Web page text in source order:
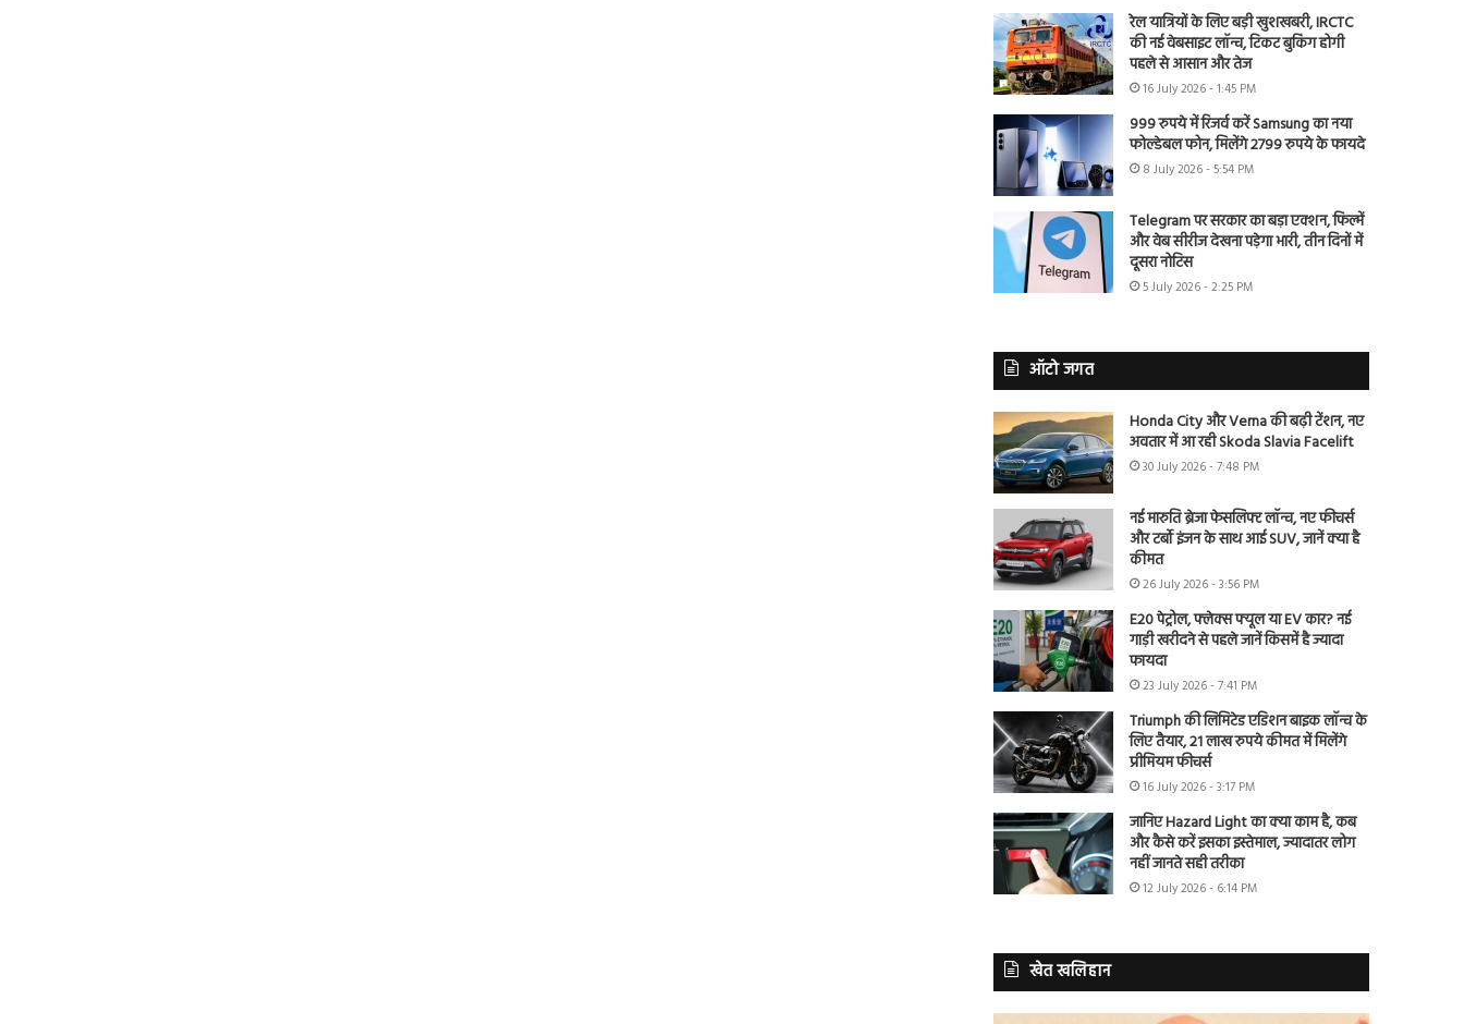
रेल यात्रियों के लिए बड़ी खुशखबरी, IRCTC
की नई वेबसाइट लॉन्च, टिकट बुकिंग होगी
पहले से आसान और तेज
16 July 2026 - 1:45 PM
999 रुपये में रिजर्व करें Samsung का नया
फोल्डेबल फोन, मिलेंगे 2799 रुपये के फायदे
8 July 2026 - 5:54 PM
Telegram पर सरकार का बड़ा एक्शन, फिल्में
और वेब सीरीज देखना पड़ेगा भारी, तीन दिनों में
दूसरा नोटिस
5 July 2026 - 2:25 PM
ऑटो जगत
Honda City और Verna की बढ़ी टेंशन, नए
अवतार में आ रही Skoda Slavia Facelift
30 July 2026 - 7:48 PM
नई मारुति ब्रेजा फेसलिफ्ट लॉन्च, नए फीचर्स
और टर्बो इंजन के साथ आई SUV, जानें क्या है
कीमत
26 July 2026 - 3:56 PM
E20 पेट्रोल, फ्लेक्स फ्यूल या EV कार? नई
गाड़ी खरीदने से पहले जानें किसमें है ज्यादा
फायदा
23 July 2026 - 7:41 PM
Triumph की लिमिटेड एडिशन बाइक लॉन्च के
लिए तैयार, 21 लाख रुपये कीमत में मिलेंगे
प्रीमियम फीचर्स
16 July 2026 - 3:17 PM
जानिए Hazard Light का क्या काम है, कब
और कैसे करें इसका इस्तेमाल, ज्यादातर लोग
नहीं जानते सही तरीका
12 July 2026 - 6:14 PM
खेत खलिहान